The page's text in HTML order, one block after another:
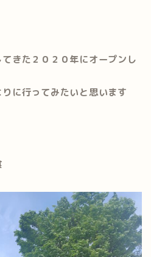
きた２０２０年にオープンし
に行ってみたいと思います